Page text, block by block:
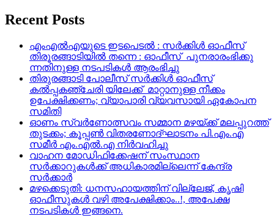
Recent Posts
എംഎൽഎയുടെ ഇടപെടൽ : സര്‍ക്കിള്‍ ഓഫീസ്
തിരൂരങ്ങാടിയിൽ തന്നെ : ഓഫീസ് പുനരാരംഭിക്കു
ന്നതിനുള്ള നടപടികൾ ആരംഭിച്ചു
തിരുരങ്ങാടി പോലീസ് സർക്കിൾ ഓഫീസ്
കൽപ്പകഞ്ചേരി യിലേക്ക് മാറ്റാനുള്ള നീക്കം
ഉപേക്ഷിക്കണം; വ്യാപാരി വ്യവസായി ഏകോപന
സമിതി
ഓണം സ്വർണോത്സവം സമ്മാന മഴയ്ക്ക് മലപ്പുറത്ത്
തുടക്കം; കൂപ്പൺ വിതരണോദ്ഘാടനം പി.എം.എ
സമീർ എം.എൽ.എ നിർവഹിച്ചു
വാഹന മോഡിഫിക്കേഷന് സംസ്ഥാന
സർക്കാറുകൾക്ക് അധികാരമില്ലെന്ന് കേന്ദ്ര
സർക്കാർ
മഴക്കെടുതി: ധനസഹായത്തിന് വില്ലേജ്, കൃഷി
ഓഫീസുകൾ വഴി അപേക്ഷിക്കാം..!, അപേക്ഷ
നടപടികൾ ഇങ്ങനെ.